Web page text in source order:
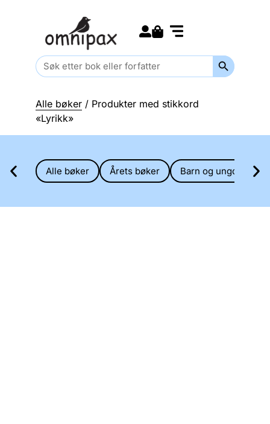
Search
for:
Search
Alle bøker / Produkter med stikkord
«Lyrikk»
Alle bøker Årets bøker Barn og ungdom